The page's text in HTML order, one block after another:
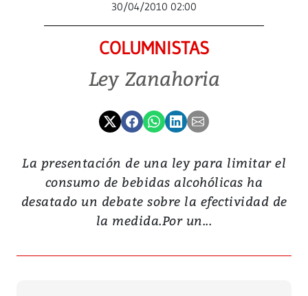
30/04/2010 02:00
COLUMNISTAS
Ley Zanahoria
La presentación de una ley para limitar el
consumo de bebidas alcohólicas ha
desatado un debate sobre la efectividad de
la medida.Por un...